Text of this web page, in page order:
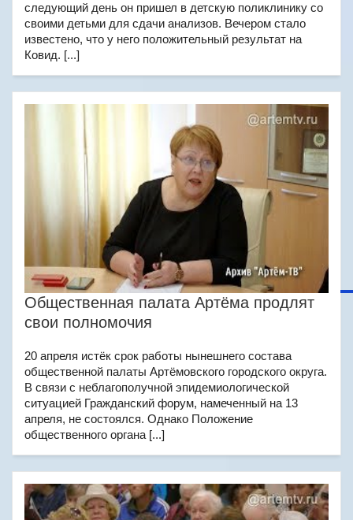
следующий день он пришел в детскую поликлинику со
своими детьми для сдачи анализов. Вечером стало
известено, что у него положительный результат на
Ковид. [...]
Общественная палата Артёма продлят
свои полномочия
20 апреля истёк срок работы нынешнего состава
общественной палаты Артёмовского городского округа.
В связи с неблагополучной эпидемиологической
ситуацией Гражданский форум, намеченный на 13
апреля, не состоялся. Однако Положение
общественного органа [...]